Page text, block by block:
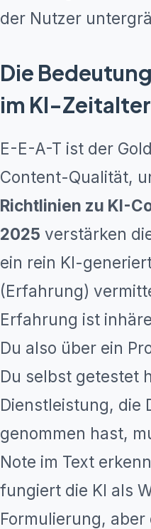
der Nutzer
Die
im KI-Zeitalter
E-E-A-T ist der
Content-Qualität,
Richtlinien zu KI-
2025 verstärken
ein rein KI-
(Erfahrung)
Erfahrung ist
Du also über ein
Du selbst getestet
Dienstleistung, die
genommen hast,
Note im Text
fungiert die KI als
Formulierung, aber